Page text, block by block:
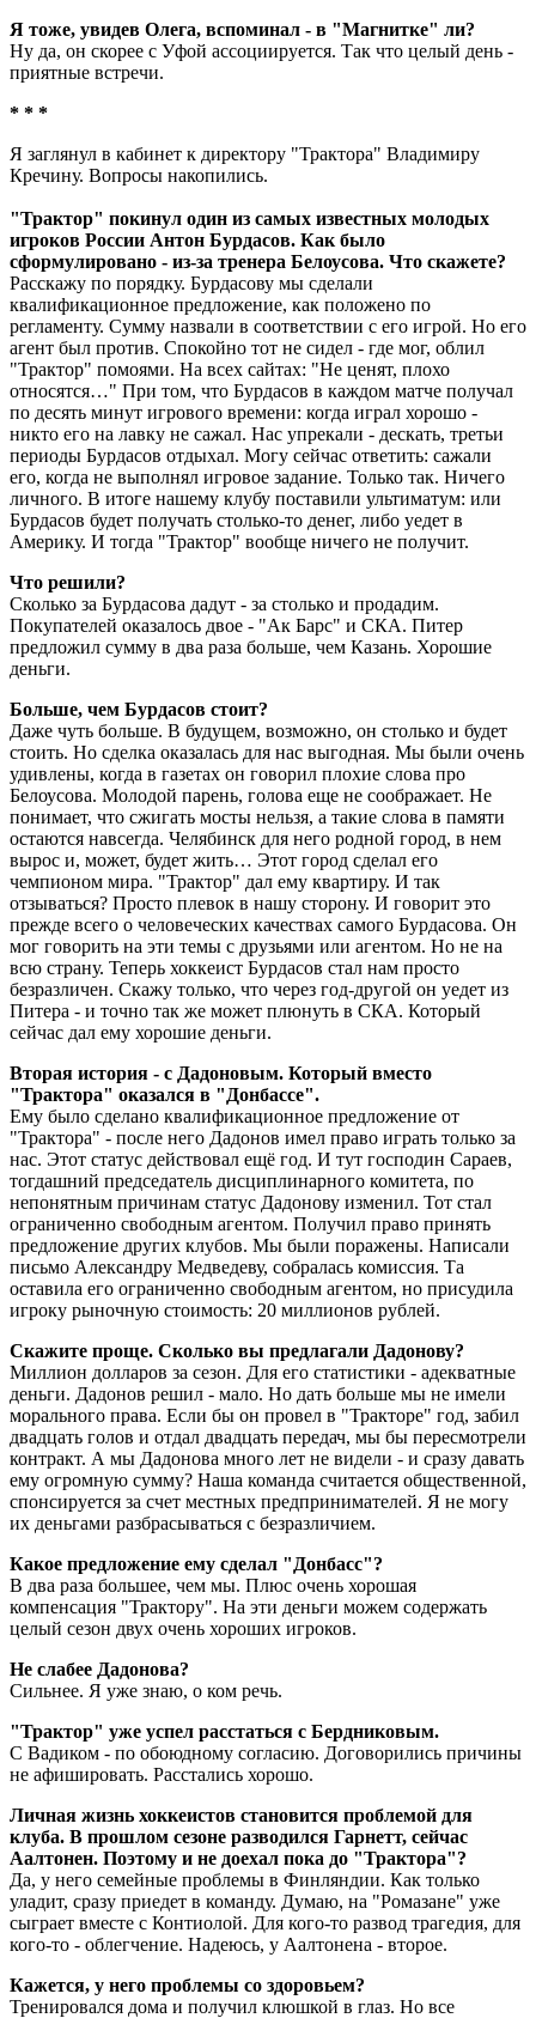
Я тоже, увидев Олега, вспоминал - в "Магнитке" ли?
Ну да, он скорее с Уфой ассоциируется. Так что целый день -
приятные встречи.
* * *
Я заглянул в кабинет к директору "Трактора" Владимиру
Кречину. Вопросы накопились.
"Трактор" покинул один из самых известных молодых
игроков России Антон Бурдасов. Как было
сформулировано - из-за тренера Белоусова. Что скажете?
Расскажу по порядку. Бурдасову мы сделали
квалификационное предложение, как положено по
регламенту. Сумму назвали в соответствии с его игрой. Но его
агент был против. Спокойно тот не сидел - где мог, облил
"Трактор" помоями. На всех сайтах: "Не ценят, плохо
относятся…" При том, что Бурдасов в каждом матче получал
по десять минут игрового времени: когда играл хорошо -
никто его на лавку не сажал. Нас упрекали - дескать, третьи
периоды Бурдасов отдыхал. Могу сейчас ответить: сажали
его, когда не выполнял игровое задание. Только так. Ничего
личного. В итоге нашему клубу поставили ультиматум: или
Бурдасов будет получать столько-то денег, либо уедет в
Америку. И тогда "Трактор" вообще ничего не получит.
Что решили?
Сколько за Бурдасова дадут - за столько и продадим.
Покупателей оказалось двое - "Ак Барс" и СКА. Питер
предложил сумму в два раза больше, чем Казань. Хорошие
деньги.
Больше, чем Бурдасов стоит?
Даже чуть больше. В будущем, возможно, он столько и будет
стоить. Но сделка оказалась для нас выгодная. Мы были очень
удивлены, когда в газетах он говорил плохие слова про
Белоусова. Молодой парень, голова еще не соображает. Не
понимает, что сжигать мосты нельзя, а такие слова в памяти
остаются навсегда. Челябинск для него родной город, в нем
вырос и, может, будет жить… Этот город сделал его
чемпионом мира. "Трактор" дал ему квартиру. И так
отзываться? Просто плевок в нашу сторону. И говорит это
прежде всего о человеческих качествах самого Бурдасова. Он
мог говорить на эти темы с друзьями или агентом. Но не на
всю страну. Теперь хоккеист Бурдасов стал нам просто
безразличен. Скажу только, что через год-другой он уедет из
Питера - и точно так же может плюнуть в СКА. Который
сейчас дал ему хорошие деньги.
Вторая история - с Дадоновым. Который вместо
"Трактора" оказался в "Донбассе".
Ему было сделано квалификационное предложение от
"Трактора" - после него Дадонов имел право играть только за
нас. Этот статус действовал ещё год. И тут господин Сараев,
тогдашний председатель дисциплинарного комитета, по
непонятным причинам статус Дадонову изменил. Тот стал
ограниченно свободным агентом. Получил право принять
предложение других клубов. Мы были поражены. Написали
письмо Александру Медведеву, собралась комиссия. Та
оставила его ограниченно свободным агентом, но присудила
игроку рыночную стоимость: 20 миллионов рублей.
Скажите проще. Сколько вы предлагали Дадонову?
Миллион долларов за сезон. Для его статистики - адекватные
деньги. Дадонов решил - мало. Но дать больше мы не имели
морального права. Если бы он провел в "Тракторе" год, забил
двадцать голов и отдал двадцать передач, мы бы пересмотрели
контракт. А мы Дадонова много лет не видели - и сразу давать
ему огромную сумму? Наша команда считается общественной,
спонсируется за счет местных предпринимателей. Я не могу
их деньгами разбрасываться с безразличием.
Какое предложение ему сделал "Донбасс"?
В два раза большее, чем мы. Плюс очень хорошая
компенсация "Трактору". На эти деньги можем содержать
целый сезон двух очень хороших игроков.
Не слабее Дадонова?
Сильнее. Я уже знаю, о ком речь.
"Трактор" уже успел расстаться с Бердниковым.
С Вадиком - по обоюдному согласию. Договорились причины
не афишировать. Расстались хорошо.
Личная жизнь хоккеистов становится проблемой для
клуба. В прошлом сезоне разводился Гарнетт, сейчас
Аалтонен. Поэтому и не доехал пока до "Трактора"?
Да, у него семейные проблемы в Финляндии. Как только
уладит, сразу приедет в команду. Думаю, на "Ромазане" уже
сыграет вместе с Контиолой. Для кого-то развод трагедия, для
кого-то - облегчение. Надеюсь, у Аалтонена - второе.
Кажется, у него проблемы со здоровьем?
Тренировался дома и получил клюшкой в глаз. Но все